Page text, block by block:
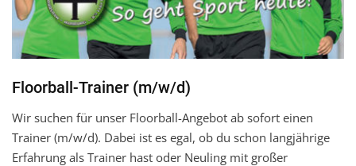
Floorball-Trainer (m/w/d)
Wir suchen für unser Floorball-Angebot ab sofort einen
Trainer (m/w/d). Dabei ist es egal, ob du schon langjährige
Erfahrung als Trainer hast oder Neuling mit großer